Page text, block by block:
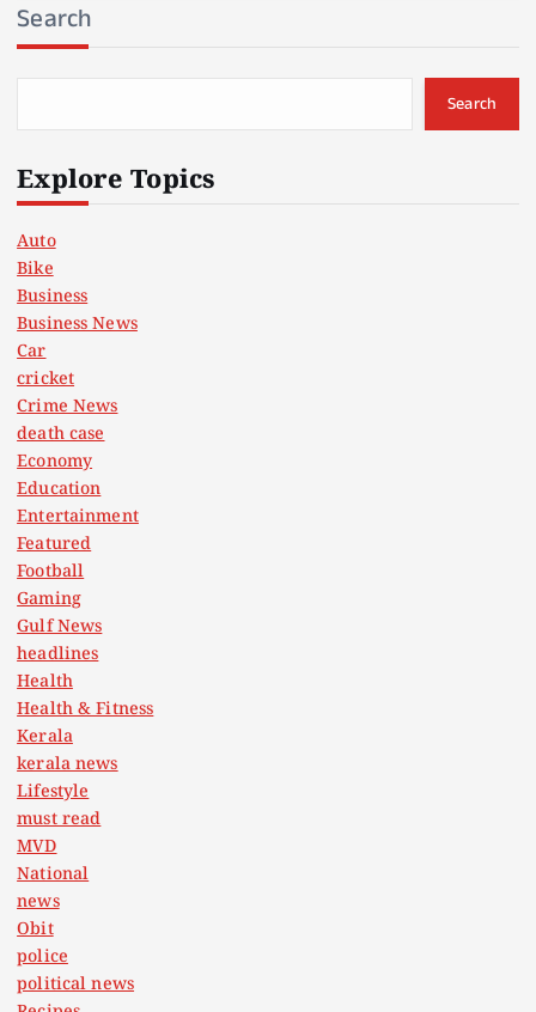
Search
Search
Explore Topics
Auto
Bike
Business
Business News
Car
cricket
Crime News
death case
Economy
Education
Entertainment
Featured
Football
Gaming
Gulf News
headlines
Health
Health & Fitness
Kerala
kerala news
Lifestyle
must read
MVD
National
news
Obit
police
political news